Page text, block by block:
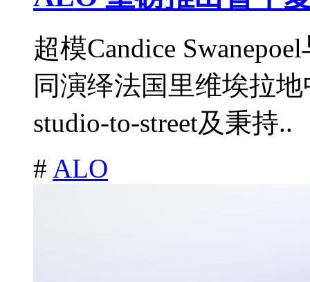
超模Candice
同演绎法国里维埃拉
studio-to-street及秉持..
# ALO